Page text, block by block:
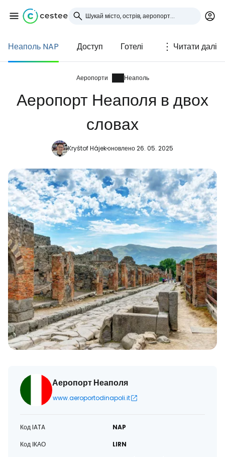
Неаполь NAP Доступ Готелі Читати далі
Аеропорти Неаполь
Аеропорт Неаполя в двох
словах
Kryštof Hájekоновлено 26. 05. 2025
Аеропорт Неаполя
www.aeroportodinapoli.it
Код IATA
NAP
Код ІКАО
LIRN
Увійдіть до Cestee
... світова туристична спільнота
Продовжуйте у Facebook
Продовжити з email